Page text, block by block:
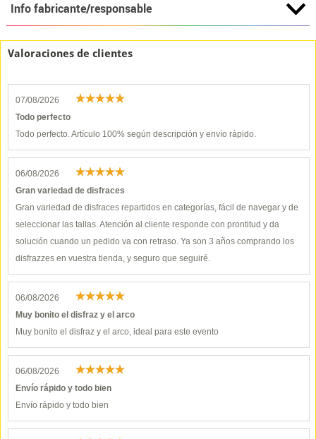
Info fabricante/responsable
Valoraciones de clientes
07/08/2026
Todo perfecto
Todo perfecto. Artículo 100% según descripción y envío rápido.
06/08/2026
Gran variedad de disfraces
Gran variedad de disfraces repartidos en categorías, fácil de navegar y de
seleccionar las tallas. Atención al cliente responde con prontitud y da
solución cuando un pedido va con retraso. Ya son 3 años comprando los
disfrazzes en vuestra tienda, y seguro que seguiré.
06/08/2026
Muy bonito el disfraz y el arco
Muy bonito el disfraz y el arco, ideal para este evento
06/08/2026
Envío rápido y todo bien
Envío rápido y todo bien